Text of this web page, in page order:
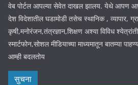
वेब पोर्टल आपल्या सेवेत दाखल झालय. येथे आपण
देश विदेशातील घडामोडी तसेच स्थानिक , व्यापार,
कृषी,मनोरंजन,तंत्रज्ञान,शिक्षण अश्या विविध
स्मार्टफोन,सोशल मीडियाच्या माध्यमातून बातम्या
आम्ही बदलतोय
सुचना